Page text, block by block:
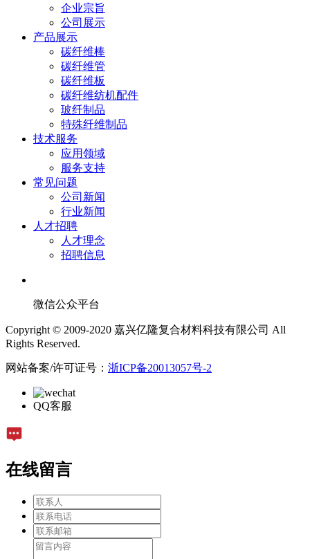
企业宗旨
公司展示
产品展示
碳纤维棒
碳纤维管
碳纤维板
碳纤维纺机配件
玻纤制品
特殊纤维制品
技术服务
应用领域
服务支持
常见问题
公司新闻
行业新闻
人才招聘
人才理念
招聘信息
微信公众平台
Copyright © 2009-2020 嘉兴亿隆复合材料科技有限公司 All
Rights Reserved.
网站备案/许可证号： 浙ICP备20013057号-2
QQ客服
在线留言